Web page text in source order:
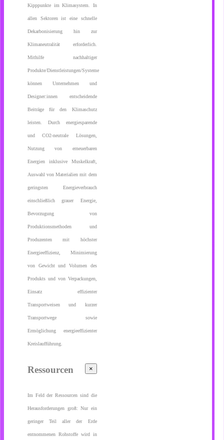
Kipppunkte im Klimasystem. In
allen Sektoren ist eine schnelle
Dekarbonisierung hin zur
Klimaneutralität erforderlich.
Mithilfe nachhaltiger
Produkte/Dienstleistungen/Systeme
können Unternehmen und
Designer:innen entscheidende
Beiträge für den Klimaschutz
leisten. Durch energiesparende
und CO2-neutrale Lösungen,
Nutzung von erneuerbaren
Energien inklusive Muskelkraft,
Auswahl von Materialien mit dem
geringsten Energieverbrauch
einschließlich grauer Energie,
Bevorzugung von
Produktionsmethoden und
Produzenten mit höchster
Energieeffizienz, Minimierung
von Gewicht und Volumen des
Produkts und von Verpackungen,
Einsatz effizienter
Transportweisen und kurzer
Transportwege sowie
Ermöglichung energieeffizienter
Kreislaufführung.
×
Ressourcen
Im Feld der Ressourcen sind die
Herausforderungen groß: Nur ein
geringer Teil aller der Erde
entnommenen Rohstoffe wird in